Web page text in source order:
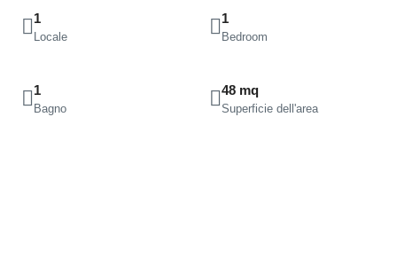
1
Locale
1
Bedroom
1
Bagno
48 mq
Superficie dell'area